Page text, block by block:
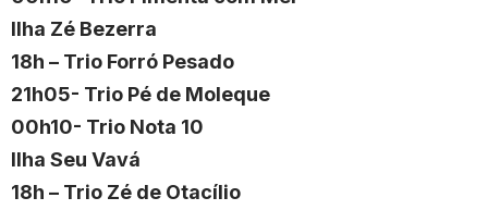
Ilha Zé Bezerra
18h – Trio Forró Pesado
21h05- Trio Pé de Moleque
00h10- Trio Nota 10
Ilha Seu Vavá
18h – Trio Zé de Otacílio